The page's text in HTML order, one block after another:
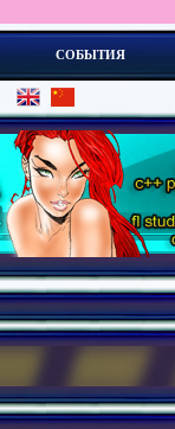
СОБЫТИЯ
любят все, а вот как